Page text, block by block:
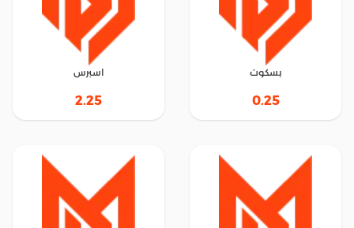
بسكوت
0.25
اسبرس
2.25